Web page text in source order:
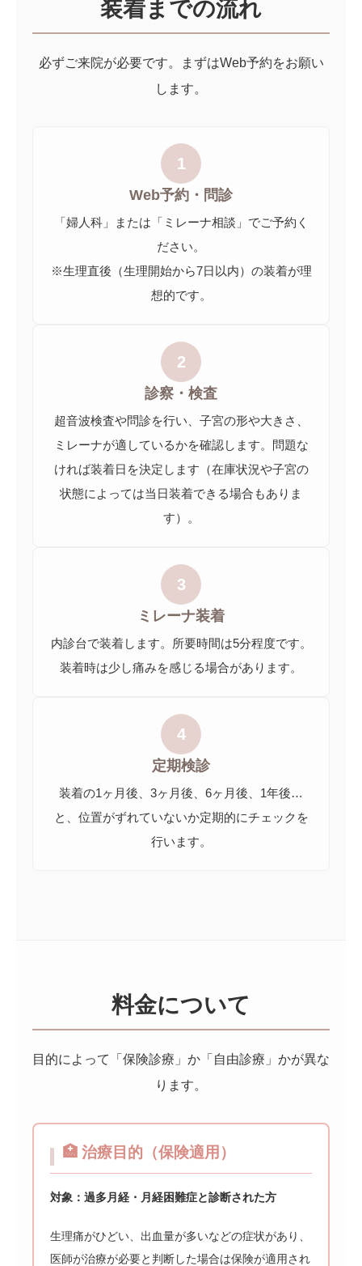
装着までの流れ
必ずご来院が必要です。まずはWeb予約をお願い
します。
1
Web予約・問診
「婦人科」または「ミレーナ相談」でご予約く
ださい。
※生理直後（生理開始から7日以内）の装着が理
想的です。
2
診察・検査
超音波検査や問診を行い、子宮の形や大きさ、
ミレーナが適しているかを確認します。問題な
ければ装着日を決定します（在庫状況や子宮の
状態によっては当日装着できる場合もありま
す）。
3
ミレーナ装着
内診台で装着します。所要時間は5分程度です。
装着時は少し痛みを感じる場合があります。
4
定期検診
装着の1ヶ月後、3ヶ月後、6ヶ月後、1年後…
と、位置がずれていないか定期的にチェックを
行います。
料金について
目的によって「保険診療」か「自由診療」かが異な
ります。
🏥 治療目的（保険適用）
対象：過多月経・月経困難症と診断された方
生理痛がひどい、出血量が多いなどの症状があり、
医師が治療が必要と判断した場合は保険が適用され